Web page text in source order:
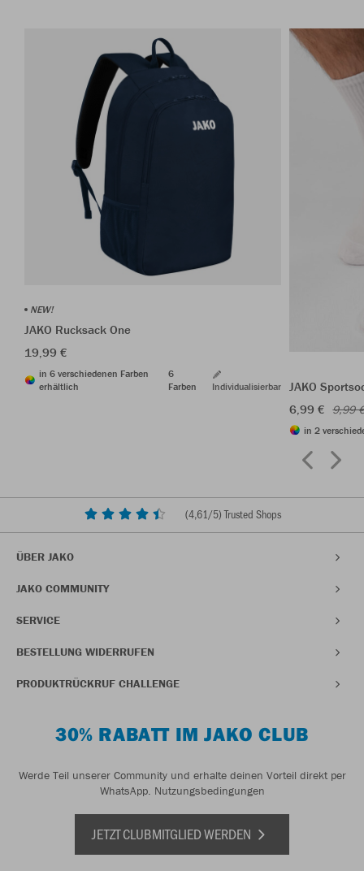
NEW!
JAKO Rucksack One
19,99 €
in 6 verschiedenen Farben
erhältlich
6
Farben
Individualisierbar
JAKO
6,99 € 9,99
in 2
(4,61/5) Trusted Shops
ÜBER JAKO
JAKO COMMUNITY
SERVICE
BESTELLUNG WIDERRUFEN
PRODUKTRÜCKRUF CHALLENGE
30% RABATT IM JAKO CLUB
Werde Teil unserer Community und erhalte deinen Vorteil direkt per
WhatsApp. Nutzungsbedingungen
JETZT CLUBMITGLIED WERDEN